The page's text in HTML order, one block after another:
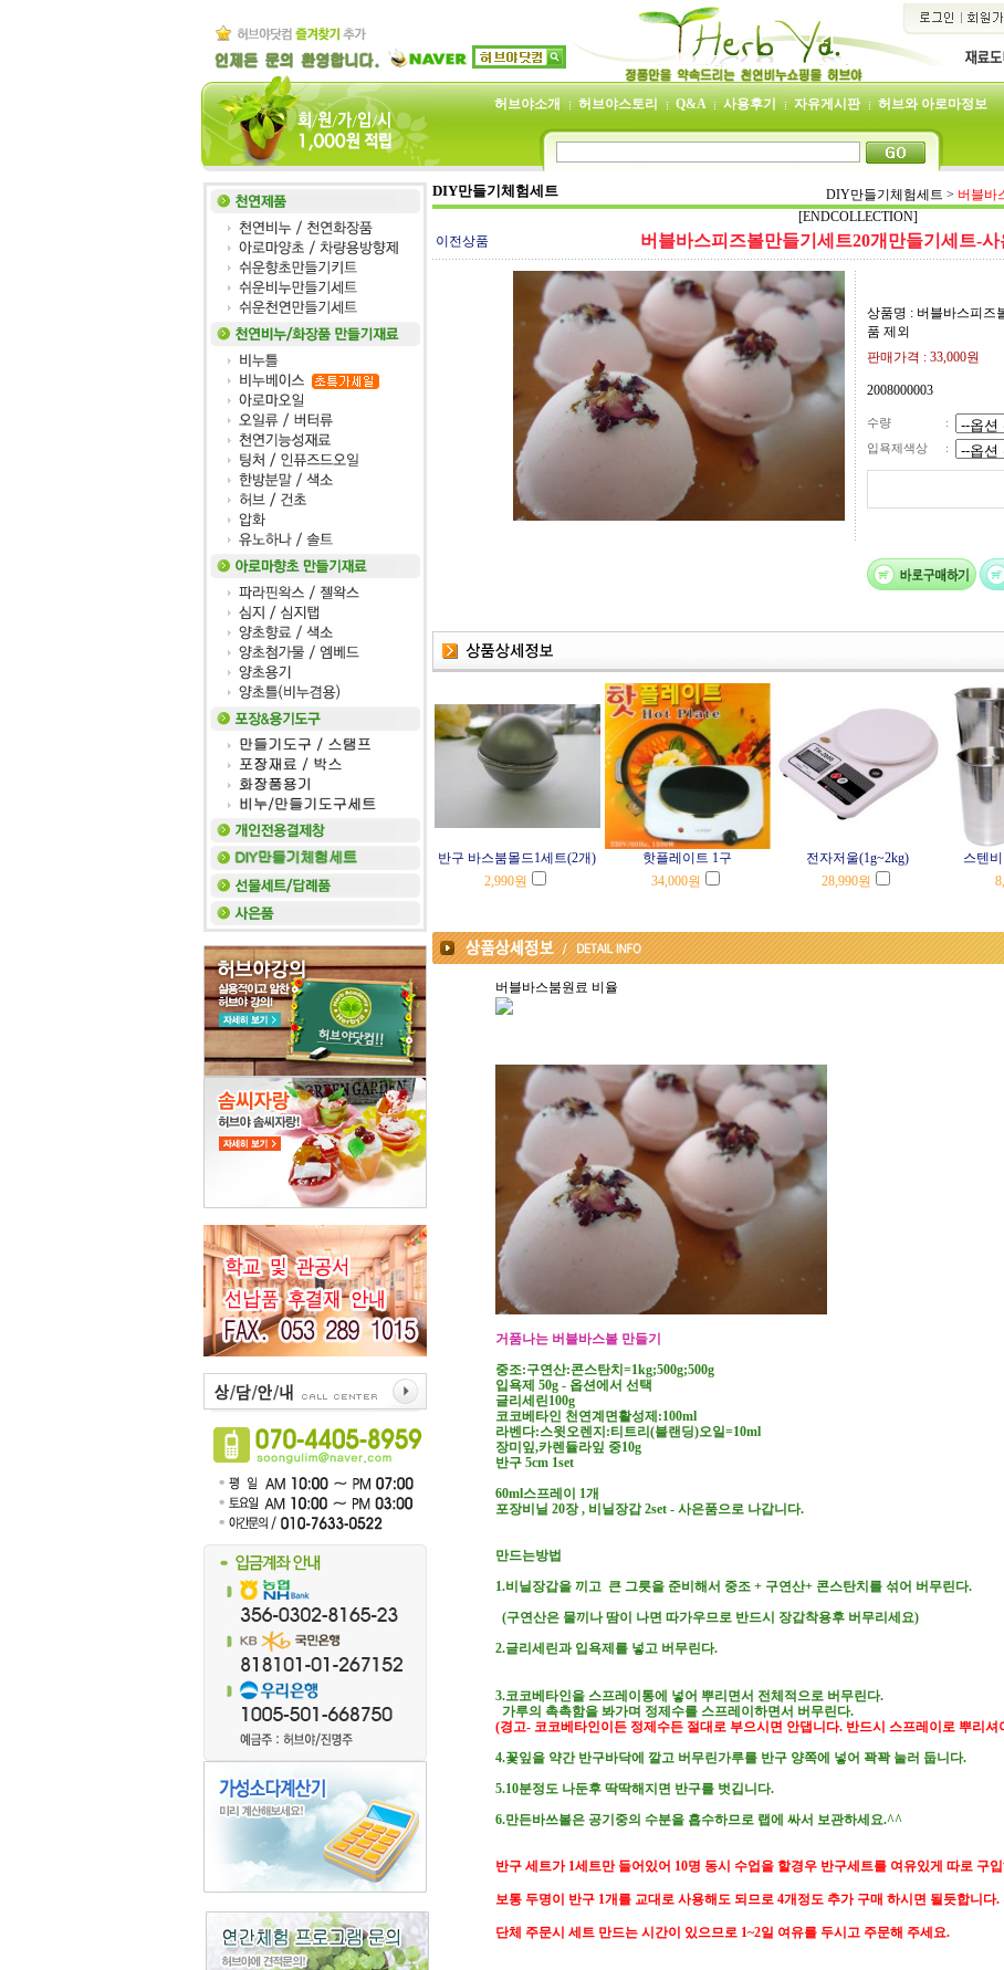
허브야소개 허브야스토리 Q&A 사용후기 자유게시판 허브와 아로마정보
DIY만들기체험세트 DIY만들기체험세트 > 버블바
[ENDCOLLECTION]
이전상품
버블바스피즈볼만들기세트20개만들기세트-사
상품명 : 버블바스피즈
품 제외
판매가격 : 33,000원
2008000003
수량
:
입욕제색상
:
반구 바스붐몰드1세트(2개) 핫플레이트 1구 전자저울(1g~2kg) 스텐
2,990원 34,000원 28,990원
버블바스붐원료 비율
거품나는 버블바스볼 만들기
중조:구연산:콘스탄치=1kg;500g;500g
입욕제 50g - 옵션에서 선택
글리세린100g
코코베타인 천연계면활성제:100ml
라벤다:스윗오렌지:티트리(블랜딩)오일=10ml
장미잎,카렌듈라잎 중10g
반구 5cm 1set
60ml스프레이 1개
포장비닐 20장 , 비닐장갑 2set - 사은품으로 나갑니다.
만드는방법
1.비닐장갑을 끼고 큰 그릇을 준비해서 중조 + 구연산+ 콘스탄치를 섞어 버무린다.
(구연산은 물끼나 땀이 나면 따가우므로 반드시 장갑착용후 버무리세요)
2.글리세린과 입욕제를 넣고 버무린다.
3.코코베타인을 스프레이통에 넣어 뿌리면서 전체적으로 버무린다.
가루의 촉촉함을 봐가며 정제수를 스프레이하면서 버무린다.
(경고- 코코베타인이든 정제수든 절대로 부으시면 안댑니다. 반드시 스프레이로 뿌리셔
4.꽃잎을 약간 반구바닥에 깔고 버무린가루를 반구 양쪽에 넣어 꽉꽉 눌러 둡니다.
5.10분정도 나둔후 딱딱해지면 반구를 벗깁니다.
6.만든바쓰볼은 공기중의 수분을 흡수하므로 랩에 싸서 보관하세요.^^
반구 세트가 1세트만 들어있어 10명 동시 수업을 할경우 반구세트를 여유있게 따로 구
보통 두명이 반구 1개를 교대로 사용해도 되므로 4개정도 추가 구매 하시면 될듯합니다
단체 주문시 세트 만드는 시간이 있으므로 1~2일 여유를 두시고 주문해 주세요.